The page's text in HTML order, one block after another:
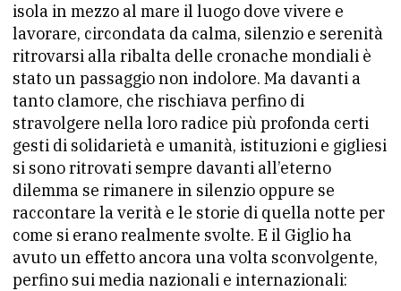
isola in mezzo al mare il luogo dove vivere e
lavorare, circondata da calma, silenzio e serenità
ritrovarsi alla ribalta delle cronache mondiali è
stato un passaggio non indolore. Ma davanti a
tanto clamore, che rischiava perfino di
stravolgere nella loro radice più profonda certi
gesti di solidarietà e umanità, istituzioni e gigliesi
si sono ritrovati sempre davanti all’eterno
dilemma se rimanere in silenzio oppure se
raccontare la verità e le storie di quella notte per
come si erano realmente svolte. E il Giglio ha
avuto un effetto ancora una volta sconvolgente,
perfino sui media nazionali e internazionali: